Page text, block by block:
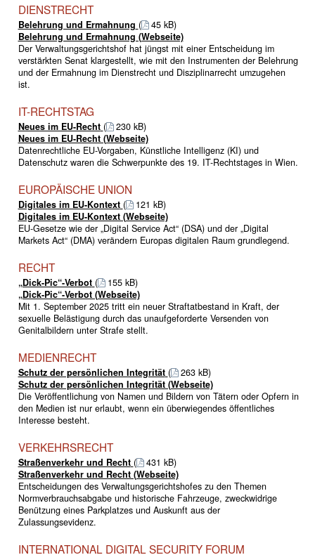
DIENSTRECHT
Belehrung und Ermahnung (
45 kB)
Belehrung und Ermahnung (Webseite)
Der Verwaltungsgerichtshof hat jüngst mit einer Entscheidung im
verstärkten Senat klargestellt, wie mit den Instrumenten der Belehrung
und der Ermahnung im Dienstrecht und Disziplinarrecht umzugehen
ist.
IT-RECHTSTAG
Neues im EU-Recht (
230 kB)
Neues im EU-Recht (Webseite)
Datenrechtliche EU-Vorgaben, Künstliche Intelligenz (KI) und
Datenschutz waren die Schwerpunkte des 19. IT-Rechtstages in Wien.
EUROPÄISCHE UNION
Digitales im EU-Kontext (
121 kB)
Digitales im EU-Kontext (Webseite)
EU-Gesetze wie der „Digital Service Act“ (DSA) und der „Digital
Markets Act“ (DMA) verändern Europas digitalen Raum grundlegend.
RECHT
„Dick-Pic“-Verbot (
155 kB)
„Dick-Pic“-Verbot (Webseite)
Mit 1. September 2025 tritt ein neuer Straftatbestand in Kraft, der
sexuelle Belästigung durch das unaufgeforderte Versenden von
Genitalbildern unter Strafe stellt.
MEDIENRECHT
Schutz der persönlichen Integrität (
263 kB)
Schutz der persönlichen Integrität (Webseite)
Die Veröffentlichung von Namen und Bildern von Tätern oder Opfern in
den Medien ist nur erlaubt, wenn ein überwiegendes öffentliches
Interesse besteht.
VERKEHRSRECHT
Straßenverkehr und Recht (
431 kB)
Straßenverkehr und Recht (Webseite)
Entscheidungen des Verwaltungsgerichtshofes zu den Themen
Normverbrauchsabgabe und historische Fahrzeuge, zweckwidrige
Benützung eines Parkplatzes und Auskunft aus der
Zulassungsevidenz.
INTERNATIONAL DIGITAL SECURITY FORUM